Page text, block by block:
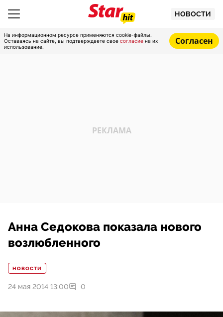
НОВОСТИ
На информационном ресурсе применяются cookie-файлы.
Оставаясь на сайте, вы подтверждаете свое согласие на их
использование.
Согласен
Анна Седокова показала нового
возлюбленного
НОВОСТИ
24 мая 2014 13:00 0